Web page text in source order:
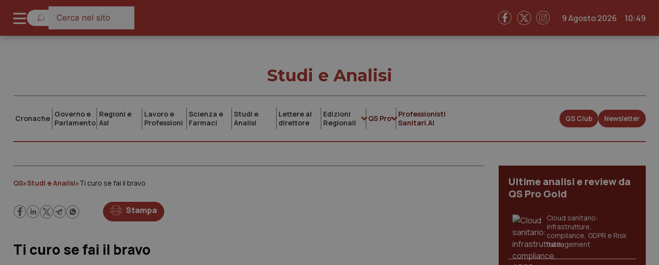
9 Agosto 2026 10:49
Studi e Analisi
Cronache Governo e
Parlamento
Regioni e
Asl
Lavoro e
Professioni
Scienza e
Farmaci
Studi e
Analisi
Lettere al
direttore
Edizioni
Regionali
QS Pro
Professionisti
Sanitari.AI
QS Club Newsletter
QS»Studi e Analisi»Ti curo se fai il bravo
Stampa
Ti curo se fai il bravo
Ultime analisi e review da
QS Pro Gold
Cloud sanitario:
infrastrutture,
compliance, GDPR e Risk
management